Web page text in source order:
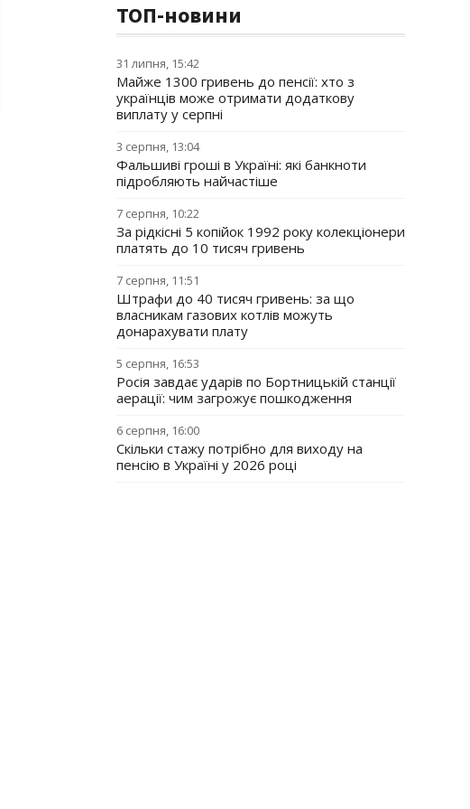
ТОП-новини
31 липня, 15:42
Майже 1300 гривень до пенсії: хто з
українців може отримати додаткову
виплату у серпні
3 серпня, 13:04
Фальшиві гроші в Україні: які банкноти
підробляють найчастіше
7 серпня, 10:22
За рідкісні 5 копійок 1992 року колекціонери
платять до 10 тисяч гривень
7 серпня, 11:51
Штрафи до 40 тисяч гривень: за що
власникам газових котлів можуть
донарахувати плату
5 серпня, 16:53
Росія завдає ударів по Бортницькій станції
аерації: чим загрожує пошкодження
6 серпня, 16:00
Скільки стажу потрібно для виходу на
пенсію в Україні у 2026 році